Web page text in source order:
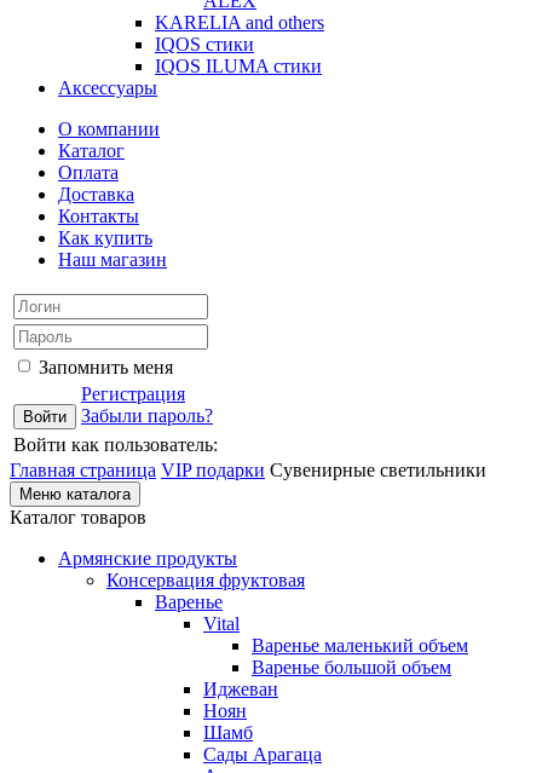
KARELIA and others
IQOS стики
IQOS ILUMA стики
Аксессуары
О компании
Каталог
Оплата
Доставка
Контакты
Как купить
Наш магазин
Запомнить меня
Регистрация
Забыли пароль?
Войти как пользователь:
Главная страница VIP подарки Сувенирные светильники
Меню каталога
Каталог товаров
Армянские продукты
Консервация фруктовая
Варенье
Vital
Варенье маленький объем
Варенье большой объем
Иджеван
Ноян
Шамб
Сады Арагаца